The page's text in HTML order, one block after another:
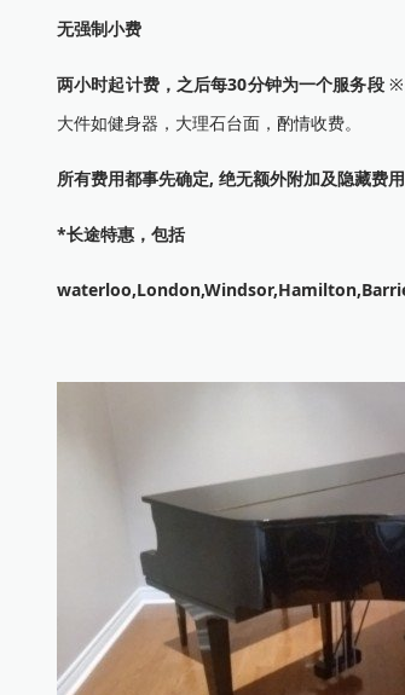
无强制小费
两小时起计费，之后每30分钟为一个服务段※
大件如健身器，大理石台面，酌情收费。
所有费用都事先确定, 绝无额外附加及隐藏费
*长途特惠，包括